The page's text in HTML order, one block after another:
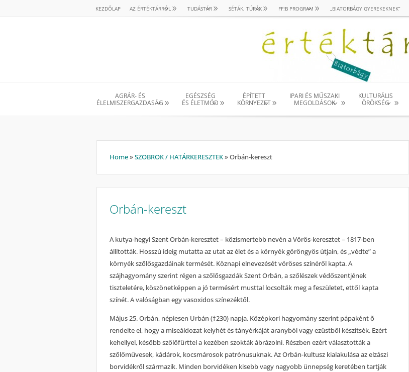
KEZDŐLAP AZ ÉRTÉKTÁRRÓL TUDÁSTÁR SÉTÁK, TÚRÁK FF!B PROGRAM „BIATORBÁGY GYEREKEKNEK”
AGRÁR- ÉS
ÉLELMISZERGAZDASÁG
EGÉSZSÉG
ÉS ÉLETMÓD
ÉPÍTETT
KÖRNYEZET
IPARI ÉS MŰSZAKI
MEGOLDÁSOK
KULTURÁLIS
ÖRÖKSÉG
Home» SZOBROK / HATÁRKERESZTEK» Orbán-kereszt
Orbán-kereszt
A kutya-hegyi Szent Orbán-keresztet – közismertebb nevén a Vörös-keresztet – 1817-ben
állították. Hosszú ideig mutatta az utat az élet és a környék göröngyös útjain, és „védte” a
környék szőlősgazdáinak termését. Köznapi elnevezését vöröses színéről kapta. A
szájhagyomány szerint régen a szőlősgazdák Szent Orbán, a szőlészek védőszentjének
tiszteletére, köszönetképpen a jó termésért musttal locsolták meg a feszületet, ettől kapta
színét. A valóságban egy vasoxidos színezéktől.
Május 25. Orbán, népiesen Urbán (†230) napja. Középkori hagyomány szerint pápaként õ
rendelte el, hogy a miseáldozat kelyhét és tányérkáját aranyból vagy ezüstből készítsék. Ezért
kehellyel, később szőlőfürttel a kezében szokták ábrázolni. Részben ezért választották a
szőlőművesek, kádárok, kocsmárosok patrónusuknak. Az Orbán-kultusz kialakulása az elzászi
borvidékről származik. Minden borvidéken kisebb vagy nagyobb ünnepség keretében tartják